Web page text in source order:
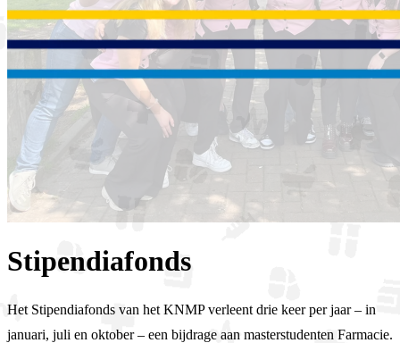
Stipendiafonds
Het Stipendiafonds van het KNMP verleent drie keer per jaar – in
januari, juli en oktober – een bijdrage aan masterstudenten Farmacie.